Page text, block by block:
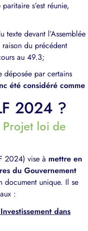
s’est réunie,
texte devant l’Assemblée
du précédent
au 49.3;
déposée par certains
été considéré comme
2024 ?
loi de
2024) vise à mettre en
du Gouvernement
document unique. Il se
:
dans